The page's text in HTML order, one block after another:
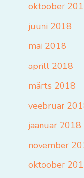
oktoober
juuni 2018
mai 2018
aprill 2018
märts 2018
veebruar
jaanuar 2018
november
oktoober